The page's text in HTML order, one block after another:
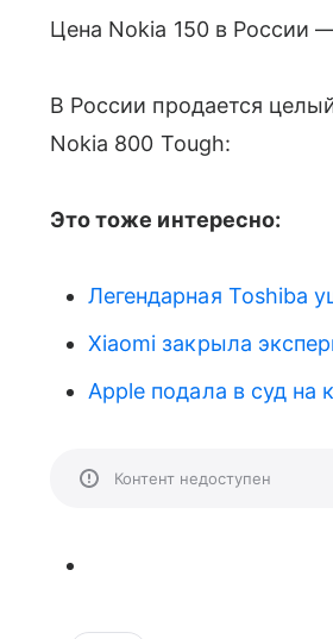
Цена Nokia 150 в России
В России продается
Nokia 800 Tough:
Это тоже интересно:
Легендарная Toshiba
Xiaomi закрыла
Apple подала в суд на
Контент недоступен